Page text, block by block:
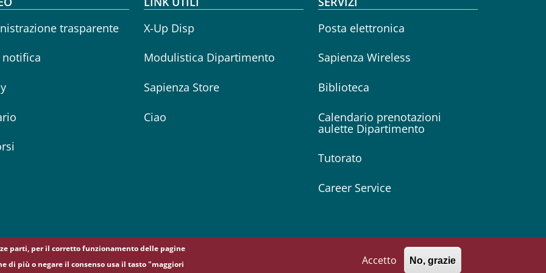
menu
trasparente
X-Up Disp
Modulistica Dipartimento
Sapienza Store
Ciao
Posta elettronica
Sapienza Wireless
Biblioteca
Calendario prenotazioni
aulette Dipartimento
Tutorato
Career Service
FacebookInstagram
LinkedinTwitter
parti, per il corretto funzionamento delle pagine
di più o negare il consenso usa il tasto "maggiori
Accetto No, grazie